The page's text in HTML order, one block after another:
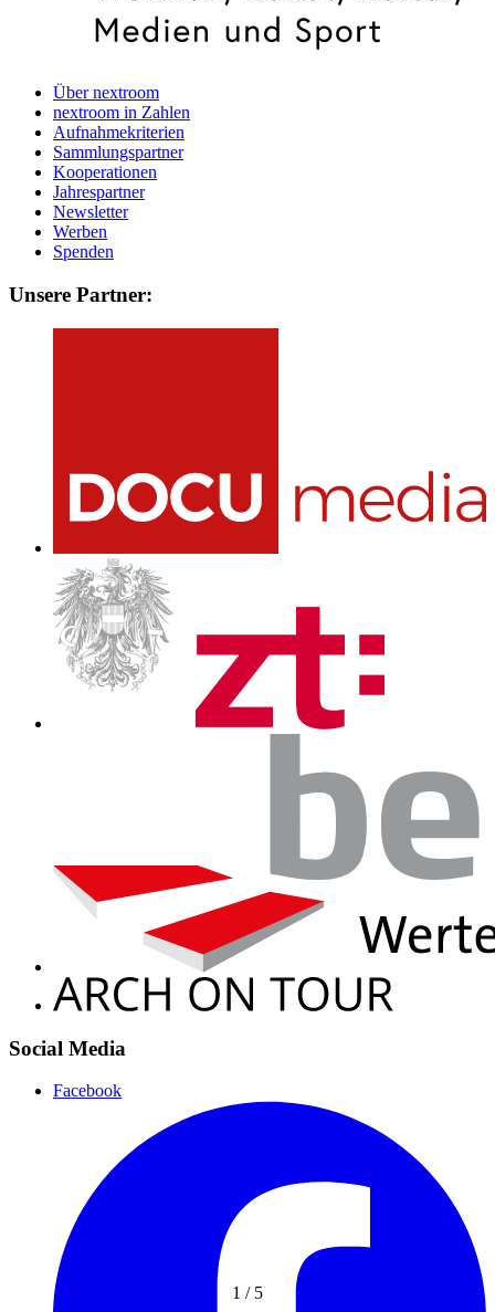
1 / 5
Über nextroom
nextroom in Zahlen
Aufnahmekriterien
Sammlungspartner
Kooperationen
Jahrespartner
Newsletter
Werben
Spenden
Unsere Partner:
Social Media
Facebook